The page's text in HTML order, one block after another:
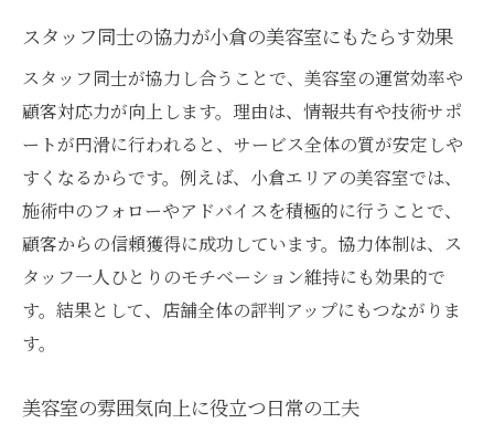
スタッフ同士の衝突が美容室の印象を左右
美容室の人間関係改善がリピート率に直結
円滑なチーム運営が北九州の美容室を変える
美容室のチーム運営が顧客満足度を高める
理由
スタッフの役割分担で美容室の業務効率化
小倉の美容室が成功する組織づくりの秘訣
美容室で意見交換を活性化するポイント
スタッフ同士の協力が小倉の美容室にもたらす効果
スタッフ同士が協力し合うことで、美容室の運営効率や
顧客対応力が向上します。理由は、情報共有や技術サポ
ートが円滑に行われると、サービス全体の質が安定しや
すくなるからです。例えば、小倉エリアの美容室では、
施術中のフォローやアドバイスを積極的に行うことで、
顧客からの信頼獲得に成功しています。協力体制は、ス
タッフ一人ひとりのモチベーション維持にも効果的で
す。結果として、店舗全体の評判アップにもつながりま
す。
美容室の雰囲気向上に役立つ日常の工夫